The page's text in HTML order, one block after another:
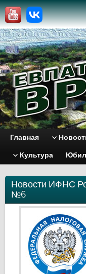
Главная
Культура
Новости ИФНС
№6